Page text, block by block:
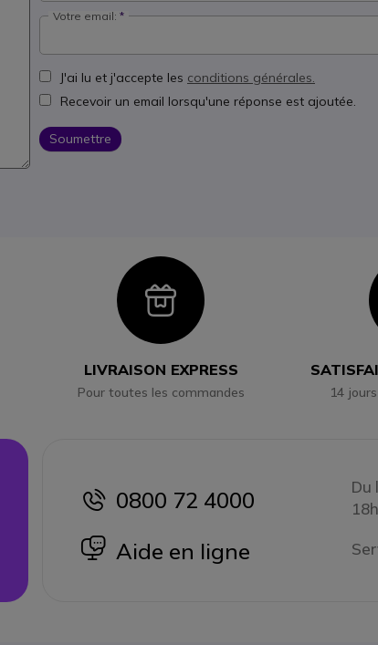
Votre email:
J'ai lu et j'accepte les conditions générales.
Recevoir un email lorsqu'une réponse est ajoutée.
Soumettre
Icon
LIVRAISON EXPRESS
Pour toutes les commandes 14
icon
0800 72 4000
Du
18h
icon
Aide en ligne